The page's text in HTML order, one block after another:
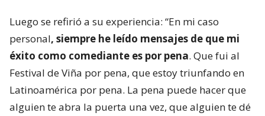
Luego se refirió a su experiencia: “En mi caso
personal, siempre he leído mensajes de que mi
éxito como comediante es por pena. Que fui al
Festival de Viña por pena, que estoy triunfando en
Latinoamérica por pena. La pena puede hacer que
alguien te abra la puerta una vez, que alguien te dé